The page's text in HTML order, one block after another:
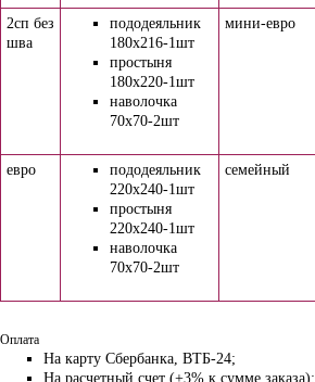
2сп без
шва
пододеяльник
180х216-1шт
простыня
180х220-1шт
наволочка
70х70-2шт
мини-евро
евро
пододеяльник
220х240-1шт
простыня
220х240-1шт
наволочка
70х70-2шт
семейный
Оплата
На карту Сбербанка, ВТБ-24;
На расчетный счет (+3% к сумме заказа);